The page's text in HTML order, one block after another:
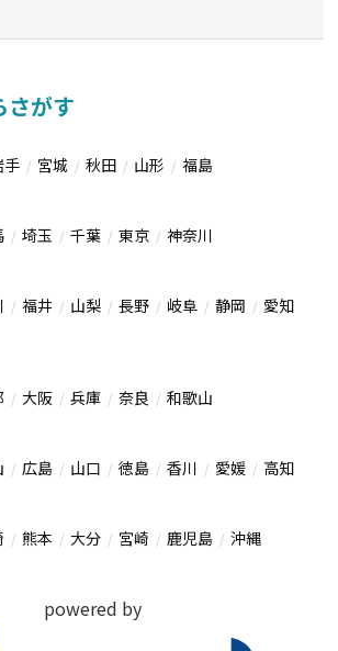
さがす
手 宮城 秋田 山形 福島
埼玉 千葉 東京 神奈川
福井 山梨 長野 岐阜 静岡 愛知
大阪 兵庫 奈良 和歌山
広島 山口 徳島 香川 愛媛 高知
熊本 大分 宮崎 鹿児島 沖縄
powered by